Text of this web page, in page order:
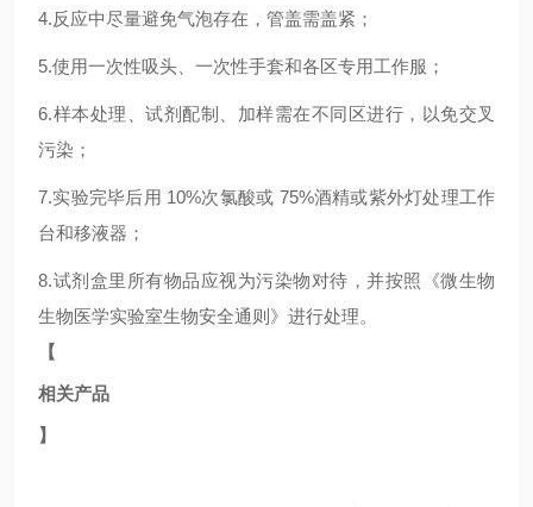
4.反应中尽量避免气泡存在，管盖需盖紧；
5.使用一次性吸头、一次性手套和各区专用工作服；
6.样本处理、试剂配制、加样需在不同区进行，以免交叉
污染；
7.实验完毕后用 10%次氯酸或 75%酒精或紫外灯处理工作
台和移液器；
8.试剂盒里所有物品应视为污染物对待，并按照《微生物
生物医学实验室生物安全通则》进行处理。
【
相关产品
】